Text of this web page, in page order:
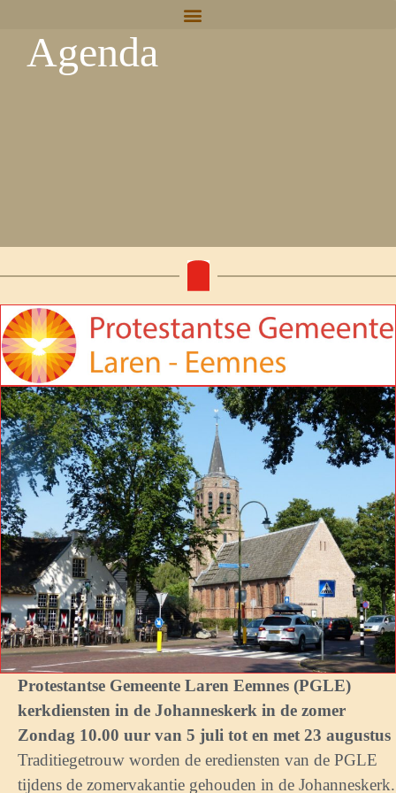
Agenda
Protestantse Gemeente Laren Eemnes (PGLE)
kerkdiensten in de Johanneskerk in de zomer
Zondag 10.00 uur van 5 juli tot en met 23 augustus
Traditiegetrouw worden de erediensten van de PGLE
tijdens de zomervakantie gehouden in de Johanneskerk.